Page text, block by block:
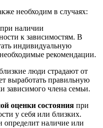
необходим в случаях:
при наличии
к зависимостям. В
индивидуальную
рекомендации.
люди страдают от
выработать правильную
зависимого члена семьи.
оценки состояния при
у себя или близких.
определит наличие или